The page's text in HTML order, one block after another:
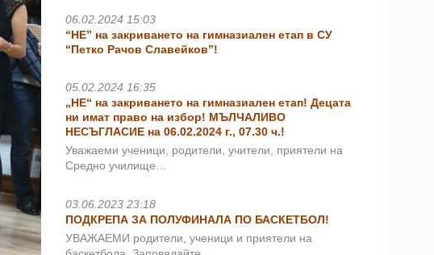
06.02.2024 15:03
“НЕ” на закриването на гимназиален етап в СУ
“Петко Рачов Славейков”!
05.02.2024 16:35
„НЕ“ на закриването на гимназиален етап! Децата
ни имат право на избор! МЪЛЧАЛИВО
НЕСЪГЛАСИЕ на 06.02.2024 г., 07.30 ч.!
Уважаеми ученици, родители, учители, приятели на
Средно училище…
03.06.2023 23:18
ПОДКРЕПА ЗА ПОЛУФИНАЛА ПО БАСКЕТБОЛ!
УВАЖАЕМИ родители, ученици и приятели на